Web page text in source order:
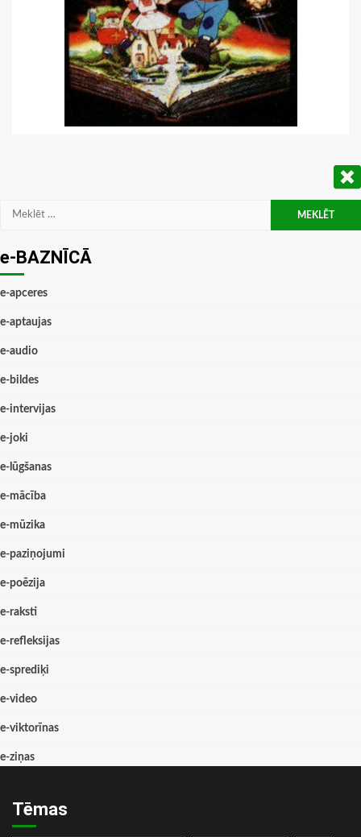
Meklēt:
e-BAZNĪCĀ
e-apceres
e-aptaujas
e-audio
e-bildes
e-intervijas
e-joki
e-lūgšanas
e-mācība
e-mūzika
e-paziņojumi
e-poēzija
e-raksti
e-refleksijas
e-sprediķi
e-video
e-viktorīnas
e-ziņas
Tēmas